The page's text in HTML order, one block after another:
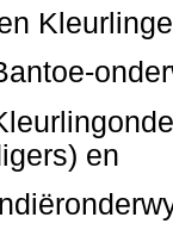
Kleurlinge
en